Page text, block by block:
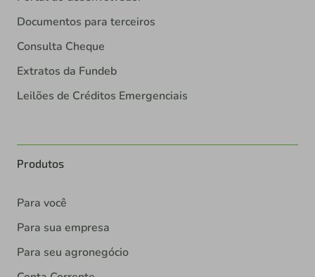
Documentos para terceiros
Consulta Cheque
Extratos da Fundeb
Leilões de Créditos Emergenciais
Produtos
Para você
Para sua empresa
Para seu agronegócio